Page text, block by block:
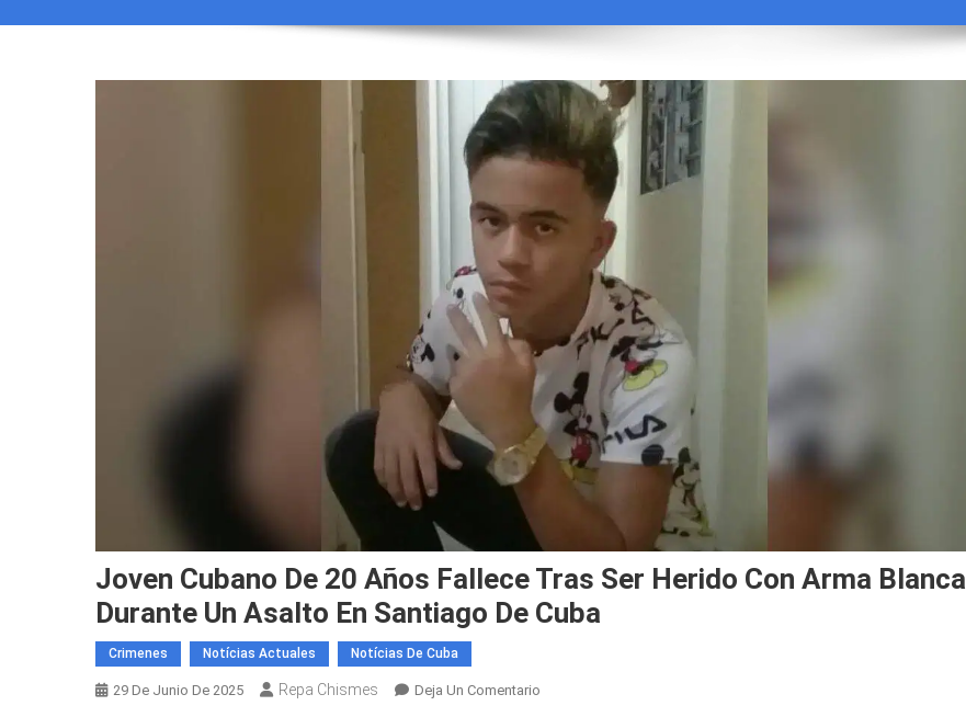
Joven Cubano De 20 Años Fallece Tras Ser Herido Con Arma Blanca
Durante Un Asalto En Santiago De Cuba
Crimenes Notícias Actuales Notícias De Cuba
29 De Junio De 2025 Repa Chismes Deja Un Comentario